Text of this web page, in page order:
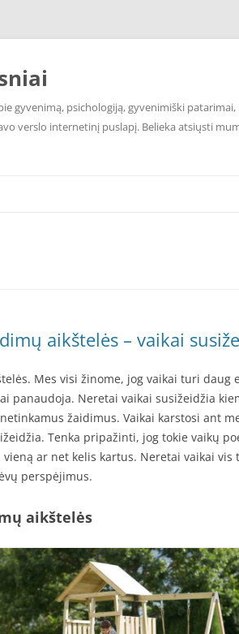
gyvenimą, psichologiją, gyvenimiški
verslo internetinį puslapį. Belieka atsiųsti
aikštelės – vaikai
Mes visi žinome, jog vaikai turi daug
panaudoja. Neretai vaikai susižeidžia
žaidimus. Vaikai karstosi ant
Tenka pripažinti, jog tokie vaikų
ar net kelis kartus. Neretai vaikai
perspėjimus.
aikštelės